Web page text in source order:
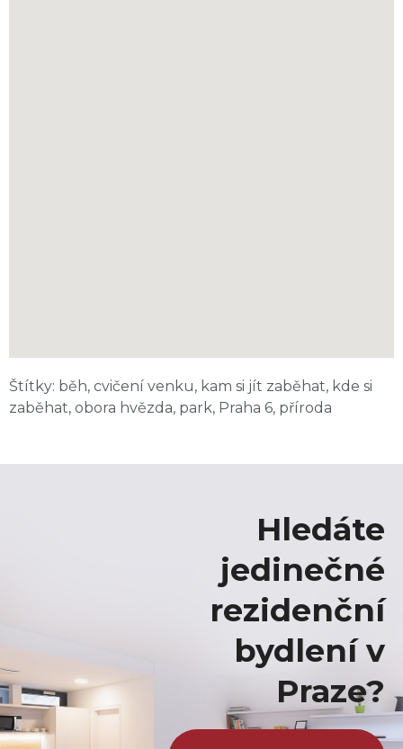
Štítky: běh, cvičení venku, kam si jít zaběhat, kde si
zaběhat, obora hvězda, park, Praha 6, příroda
Hledáte
jedinečné
rezidenční
bydlení v
Praze?